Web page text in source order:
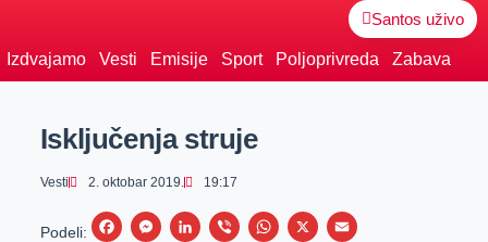
Santos uživo
Izdvajamo Vesti Emisije Sport Poljoprivreda Zabava
Isključenja struje
Vesti 2. oktobar 2019. 19:17
Podeli:
F
M
L
V
W
X
E